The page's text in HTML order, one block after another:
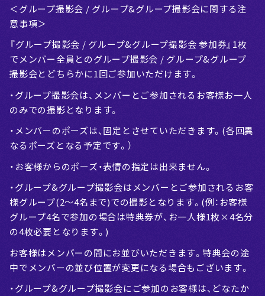
＜グループ撮影会 / グループ&グループ撮影会に関する注
意事項＞
『グループ撮影会 / グループ&グループ撮影会 参加券』1枚
でメンバー全員とのグループ撮影会 / グループ&グループ
撮影会とどちらかに1回ご参加いただけます。
・グループ撮影会は、メンバーとご参加されるお客様お一人
のみでの撮影となります。
・メンバーのポーズは、固定とさせていただきます。(各回異
なるポーズとなる予定です。）
・お客様からのポーズ・表情の指定は出来ません。
・グループ&グループ撮影会はメンバーとご参加されるお客
様グループ(2〜4名まで)での撮影となります。(例：お客様
グループ4名で参加の場合は特典券が、お一人様1枚×4名分
の4枚必要となります。)
お客様はメンバーの間にお並びいただきます。特典会の途
中でメンバーの並び位置が変更になる場合もございます。
・グループ&グループ撮影会にご参加のお客様は、どなたか